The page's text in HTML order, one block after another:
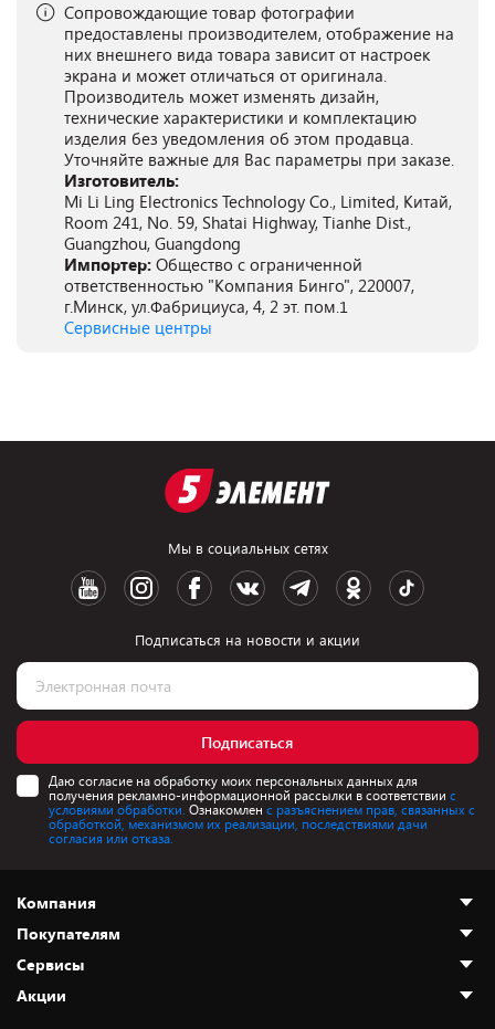
Сопровождающие товар фотографии
предоставлены производителем, отображение на
них внешнего вида товара зависит от настроек
экрана и может отличаться от оригинала.
Производитель может изменять дизайн,
технические характеристики и комплектацию
изделия без уведомления об этом продавца.
Уточняйте важные для Вас параметры при заказе.
Изготовитель:
Mi Li Ling Electronics Technology Co., Limited, Китай,
Room 241, No. 59, Shatai Highway, Tianhe Dist.,
Guangzhou, Guangdong
Импортер: Общество с ограниченной
ответственностью "Компания Бинго", 220007,
г.Минск, ул.Фабрициуса, 4, 2 эт. пом.1
Сервисные центры
Мы в социальных сетях
Подписаться на новости и акции
Подписаться
Даю согласие на обработку моих персональных данных для
получения рекламно-информационной рассылки в соответствии с
условиями обработки. Ознакомлен с разъяснением прав, связанных с
обработкой, механизмом их реализации, последствиями дачи
согласия или отказа.
Компания
О нас
Адреса магазинов
Новости
Покупателям
Как сделать заказ
Оплата и доставка
Сервисы
Акции